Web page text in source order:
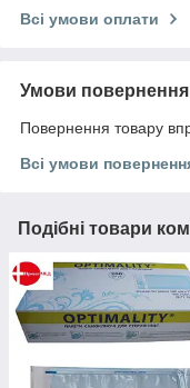
Всі умови оплати
Умови повернення
Повернення товару
Всі умови
Подібні товари